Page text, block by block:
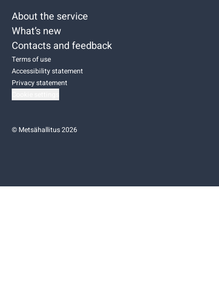
About the service
What’s new
Contacts and feedback
Terms of use
Accessibility statement
Privacy statement
©Metsähallitus 2026